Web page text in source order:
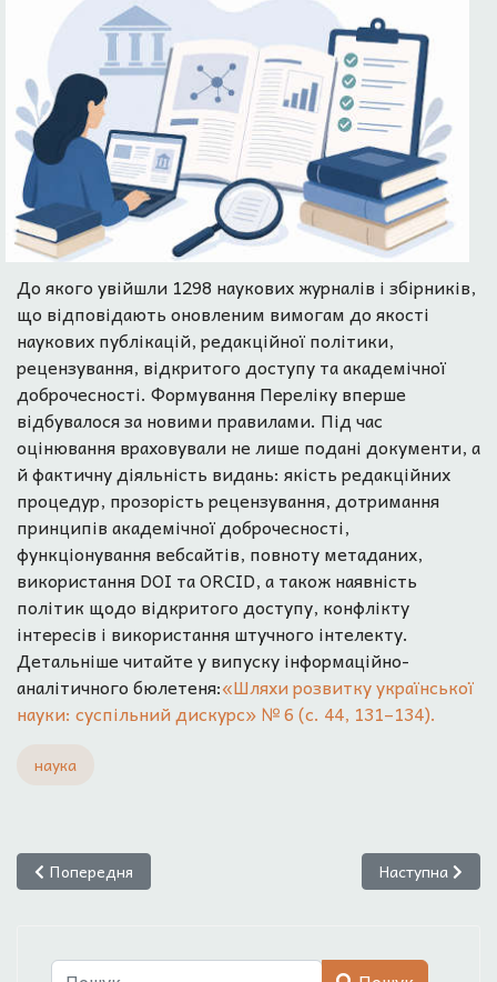
До якого увійшли 1298 наукових журналів і збірників,
що відповідають оновленим вимогам до якості
наукових публікацій, редакційної політики,
рецензування, відкритого доступу та академічної
доброчесності. Формування Переліку вперше
відбувалося за новими правилами. Під час
оцінювання враховували не лише подані документи, а
й фактичну діяльність видань: якість редакційних
процедур, прозорість рецензування, дотримання
принципів академічної доброчесності,
функціонування вебсайтів, повноту метаданих,
використання DOI та ORCID, а також наявність
політик щодо відкритого доступу, конфлікту
інтересів і використання штучного інтелекту.
Детальніше читайте у випуску інформаційно-
аналітичного бюлетеня:«Шляхи розвитку української
науки: суспільний дискурс» № 6 (с. 44, 131–134).
наука
Попередня стаття: Освіту і науку визначено пріоритетним
Попередня Наступна
Наступна
Пошук